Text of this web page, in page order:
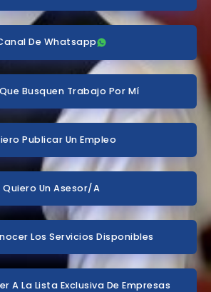
De Whatsapp
Busquen Trabajo Por Mí
Publicar Un Empleo
Quiero Un Asesor/a
Los Servicios Disponibles
A La Lista Exclusiva De Empresas